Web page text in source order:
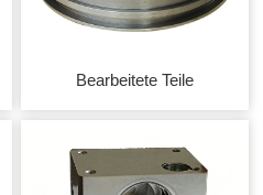
Bearbeitete Teile